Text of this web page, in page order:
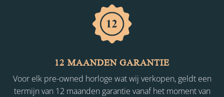
12 MAANDEN GARANTIE
Voor elk pre-owned horloge wat wij verkopen, geldt een
termijn van 12 maanden garantie vanaf het moment van